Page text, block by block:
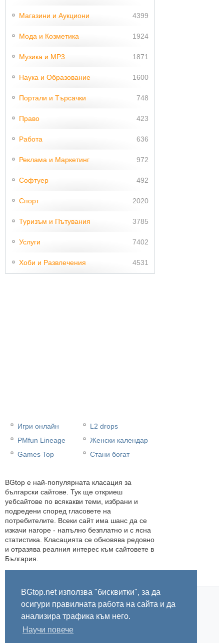
BGtop.net използва "бисквитки", за да
осигури правилната работа на сайта и да
анализира трафика към него.
Научи повече
Магазини и Аукциони 4399
Мода и Козметика 1924
Музика и MP3 1871
Наука и Образование 1600
Портали и Търсачки 748
Право 423
Работа 636
Реклама и Маркетинг 972
Софтуер 492
Спорт 2020
Туризъм и Пътувания 3785
Услуги 7402
Хоби и Развлечения 4531
Игри онлайн
PMfun Lineage
Games Top
L2 drops
Женски календар
Стани богат
BGtop e най-популярната класация за
български сайтове. Тук ще откриеш
уебсайтове по всякакви теми, избрани и
подредени според гласовете на
потребителите. Всеки сайт има шанс да се
изкачи нагоре - напълно безплатно и с ясна
статистика. Класацията се обновява редовно
и отразява реалния интерес към сайтовете в
България.
Начало Правила За BGtop.net
Пишете ни
Линк за гласуване
Бисквитки Поверителност
© 2002-2026 BGtop.net